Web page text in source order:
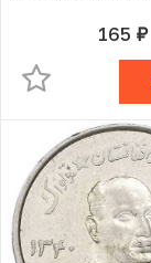
165 руб.
В